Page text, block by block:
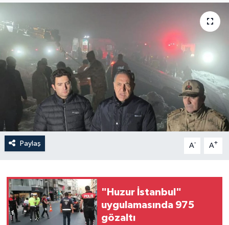
Paylaş A- A+
"Huzur İstanbul"
uygulamasında 975
gözaltı
Sağlık
Spor
Teknoloji
Yaşam